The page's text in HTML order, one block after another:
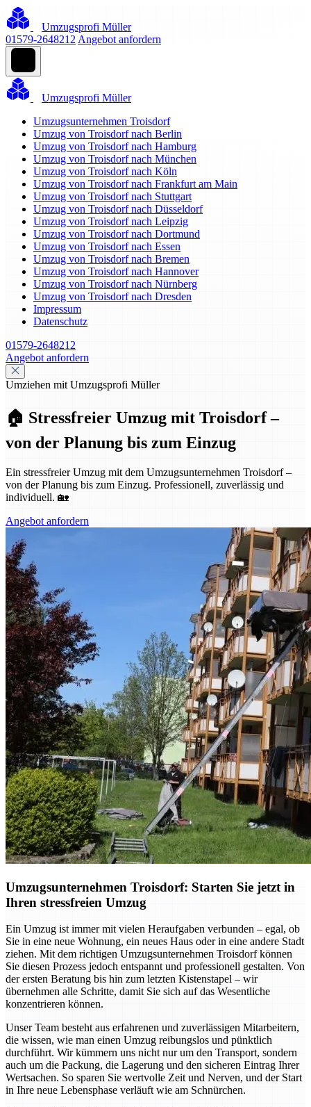
Umzugsprofi Müller
01579-2648212 Angebot anfordern
Umzugsprofi Müller
Umzugsunternehmen Troisdorf
Umzug von Troisdorf nach Berlin
Umzug von Troisdorf nach Hamburg
Umzug von Troisdorf nach München
Umzug von Troisdorf nach Köln
Umzug von Troisdorf nach Frankfurt am Main
Umzug von Troisdorf nach Stuttgart
Umzug von Troisdorf nach Düsseldorf
Umzug von Troisdorf nach Leipzig
Umzug von Troisdorf nach Dortmund
Umzug von Troisdorf nach Essen
Umzug von Troisdorf nach Bremen
Umzug von Troisdorf nach Hannover
Umzug von Troisdorf nach Nürnberg
Umzug von Troisdorf nach Dresden
Impressum
Datenschutz
01579-2648212
Angebot anfordern
Umziehen mit Umzugsprofi Müller
🏠 Stressfreier Umzug mit Troisdorf –
von der Planung bis zum Einzug
Ein stressfreier Umzug mit dem Umzugsunternehmen Troisdorf –
von der Planung bis zum Einzug. Professionell, zuverlässig und
individuell. 🏡
Angebot anfordern
Umzugsunternehmen Troisdorf: Starten Sie jetzt in
Ihren stressfreien Umzug
Ein Umzug ist immer mit vielen Heraufgaben verbunden – egal, ob
Sie in eine neue Wohnung, ein neues Haus oder in eine andere Stadt
ziehen. Mit dem richtigen Umzugsunternehmen Troisdorf können
Sie diesen Prozess jedoch entspannt und professionell gestalten. Von
der ersten Beratung bis hin zum letzten Kistenstapel – wir
übernehmen alle Schritte, damit Sie sich auf das Wesentliche
konzentrieren können.
Unser Team besteht aus erfahrenen und zuverlässigen Mitarbeitern,
die wissen, wie man einen Umzug reibungslos und pünktlich
durchführt. Wir kümmern uns nicht nur um den Transport, sondern
auch um die Packung, die Lagerung und den sicheren Eintrag Ihrer
Wertsachen. So sparen Sie wertvolle Zeit und Nerven, und der Start
in Ihre neue Lebensphase verläuft wie am Schnürchen.